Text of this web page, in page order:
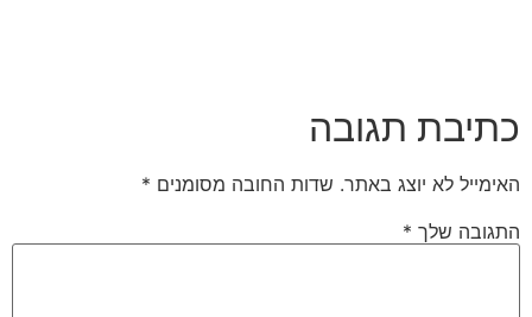
כתיבת תגובה
האימייל לא יוצג באתר. שדות החובה מסומנים *
התגובה שלך *